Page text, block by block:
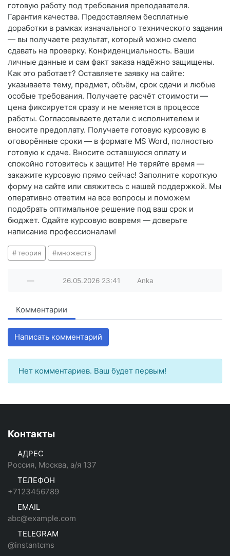
готовую работу под требования преподавателя.
Гарантия качества. Предоставляем бесплатные
доработки в рамках изначального технического задания
— вы получаете результат, который можно смело
сдавать на проверку. Конфиденциальность. Ваши
личные данные и сам факт заказа надёжно защищены.
Как это работает? Оставляете заявку на сайте:
указываете тему, предмет, объём, срок сдачи и любые
особые требования. Получаете расчёт стоимости —
цена фиксируется сразу и не меняется в процессе
работы. Согласовываете детали с исполнителем и
вносите предоплату. Получаете готовую курсовую в
оговорённые сроки — в формате MS Word, полностью
готовую к сдаче. Вносите оставшуюся оплату и
спокойно готовитесь к защите! Не теряйте время —
закажите курсовую прямо сейчас! Заполните короткую
форму на сайте или свяжитесь с нашей поддержкой. Мы
оперативно ответим на все вопросы и поможем
подобрать оптимальное решение под ваш срок и
бюджет. Сдайте курсовую вовремя — доверьте
написание профессионалам!
теория множеств
— 26.05.2026 23:41 Anka
Комментарии
Написать комментарий
Нет комментариев. Ваш будет первым!
Контакты
АДРЕС
Россия, Москва, а/я 137
ТЕЛЕФОН
+7123456789
EMAIL
abc@example.com
TELEGRAM
@instantcms